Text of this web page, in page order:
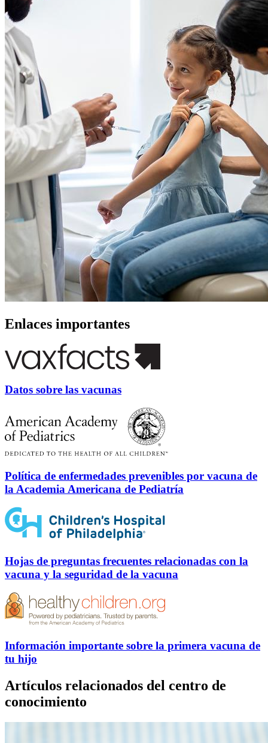
Enlaces importantes
Datos sobre las vacunas
Política de enfermedades prevenibles por vacuna de
la Academia Americana de Pediatría
Hojas de preguntas frecuentes relacionadas con la
vacuna y la seguridad de la vacuna
Información importante sobre la primera vacuna de
tu hijo
Artículos relacionados del centro de
conocimiento